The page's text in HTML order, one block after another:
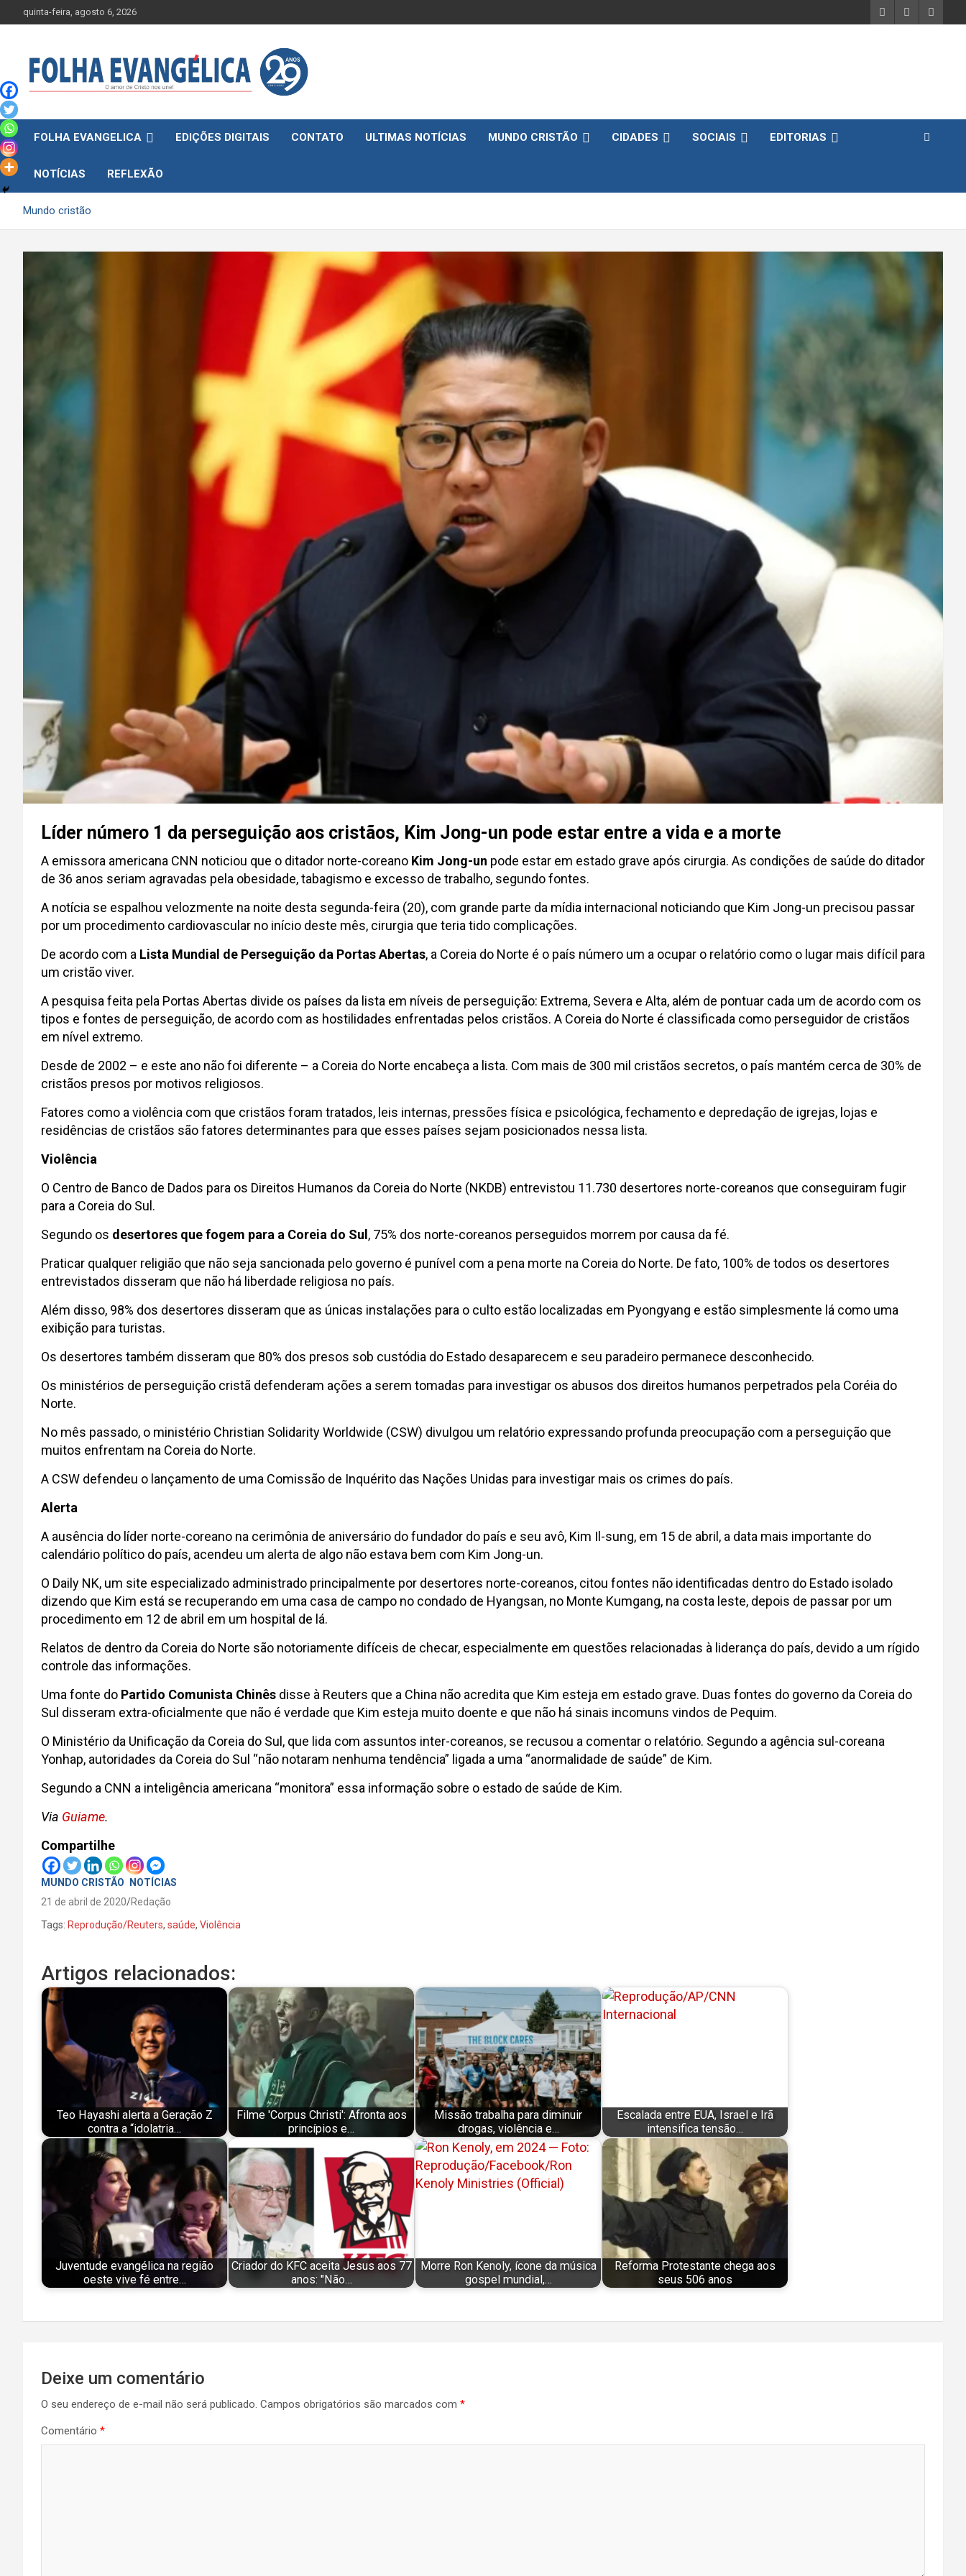
to
quinta-feira, agosto 6, 2026
FOLHA EVANGELICA EDIÇÕES DIGITAIS CONTATO ULTIMAS NOTÍCIAS MUNDO CRISTÃO CIDADES SOCIAIS EDITORIAS
NOTÍCIAS REFLEXÃO
Mundo cristão
Líder número 1 da perseguição aos cristãos, Kim Jong-un pode estar entre a vida e a morte
A emissora americana CNN noticiou que o ditador norte-coreano Kim Jong-un pode estar em estado grave após cirurgia. As condições de saúde do ditador
de 36 anos seriam agravadas pela obesidade, tabagismo e excesso de trabalho, segundo fontes.
A notícia se espalhou velozmente na noite desta segunda-feira (20), com grande parte da mídia internacional noticiando que Kim Jong-un precisou passar
por um procedimento cardiovascular no início deste mês, cirurgia que teria tido complicações.
De acordo com a Lista Mundial de Perseguição da Portas Abertas, a Coreia do Norte é o país número um a ocupar o relatório como o lugar mais difícil para
um cristão viver.
A pesquisa feita pela Portas Abertas divide os países da lista em níveis de perseguição: Extrema, Severa e Alta, além de pontuar cada um de acordo com os
tipos e fontes de perseguição, de acordo com as hostilidades enfrentadas pelos cristãos. A Coreia do Norte é classificada como perseguidor de cristãos
em nível extremo.
Desde de 2002 – e este ano não foi diferente – a Coreia do Norte encabeça a lista. Com mais de 300 mil cristãos secretos, o país mantém cerca de 30% de
cristãos presos por motivos religiosos.
Fatores como a violência com que cristãos foram tratados, leis internas, pressões física e psicológica, fechamento e depredação de igrejas, lojas e
residências de cristãos são fatores determinantes para que esses países sejam posicionados nessa lista.
Violência
O Centro de Banco de Dados para os Direitos Humanos da Coreia do Norte (NKDB) entrevistou 11.730 desertores norte-coreanos que conseguiram fugir
para a Coreia do Sul.
Segundo os desertores que fogem para a Coreia do Sul , 75% dos norte-coreanos perseguidos morrem por causa da fé.
Praticar qualquer religião que não seja sancionada pelo governo é punível com a pena morte na Coreia do Norte. De fato, 100% de todos os desertores
entrevistados disseram que não há liberdade religiosa no país.
Além disso, 98% dos desertores disseram que as únicas instalações para o culto estão localizadas em Pyongyang e estão simplesmente lá como uma
exibição para turistas.
Os desertores também disseram que 80% dos presos sob custódia do Estado desaparecem e seu paradeiro permanece desconhecido.
Os ministérios de perseguição cristã defenderam ações a serem tomadas para investigar os abusos dos direitos humanos perpetrados pela Coréia do
Norte.
No mês passado, o ministério Christian Solidarity Worldwide (CSW) divulgou um relatório expressando profunda preocupação com a perseguição que
muitos enfrentam na Coreia do Norte.
A CSW defendeu o lançamento de uma Comissão de Inquérito das Nações Unidas para investigar mais os crimes do país.
Alerta
A ausência do líder norte-coreano na cerimônia de aniversário do fundador do país e seu avô, Kim Il-sung, em 15 de abril, a data mais importante do
calendário político do país, acendeu um alerta de algo não estava bem com Kim Jong-un.
O Daily NK, um site especializado administrado principalmente por desertores norte-coreanos, citou fontes não identificadas dentro do Estado isolado
dizendo que Kim está se recuperando em uma casa de campo no condado de Hyangsan, no Monte Kumgang, na costa leste, depois de passar por um
procedimento em 12 de abril em um hospital de lá.
Relatos de dentro da Coreia do Norte são notoriamente difíceis de checar, especialmente em questões relacionadas à liderança do país, devido a um rígido
controle das informações.
Uma fonte do Partido Comunista Chinês disse à Reuters que a China não acredita que Kim esteja em estado grave. Duas fontes do governo da Coreia do
Sul disseram extra-oficialmente que não é verdade que Kim esteja muito doente e que não há sinais incomuns vindos de Pequim.
O Ministério da Unificação da Coreia do Sul, que lida com assuntos inter-coreanos, se recusou a comentar o relatório. Segundo a agência sul-coreana
Yonhap, autoridades da Coreia do Sul “não notaram nenhuma tendência” ligada a uma “anormalidade de saúde” de Kim.
Segundo a CNN a inteligência americana “monitora” essa informação sobre o estado de saúde de Kim.
Via Guiame.
Compartilhe
MUNDO CRISTÃO
NOTÍCIAS
21 de abril de 2020 Redação
Tags: Reprodução/Reuters, saúde, Violência
Artigos relacionados:
Teo Hayashi alerta a Geração Z
contra a “idolatria…
Filme 'Corpus Christi': Afronta aos
princípios e…
Missão trabalha para diminuir
drogas, violência e…
Escalada entre EUA, Israel e Irã
intensifica tensão…
Juventude evangélica na região
oeste vive fé entre…
Criador do KFC aceita Jesus aos 77
anos: "Não…
Morre Ron Kenoly, ícone da música
gospel mundial,…
Reforma Protestante chega aos
seus 506 anos
de
Post
Deixe um comentário
O seu endereço de e-mail não será publicado. Campos obrigatórios são marcados com *
Comentário *